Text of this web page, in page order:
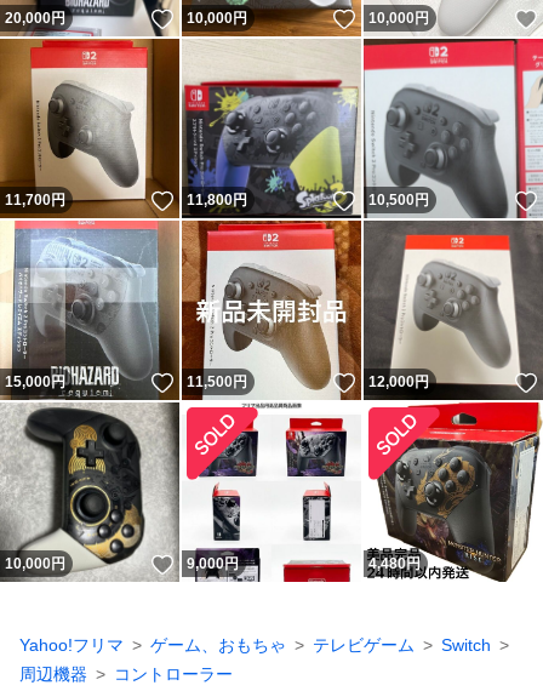
20,000円 いいね！
10,000円 いいね！
10,000 円
11,700円 いいね！
11,800円 いいね！
10,500円
15,000円 いいね！
11,500円 いいね！
12,000円
10,000円 いいね！
9,000円 4,480円
Yahoo!フリマ ゲーム、おもちゃ テレビゲーム
Switch
周辺機器
コントローラー